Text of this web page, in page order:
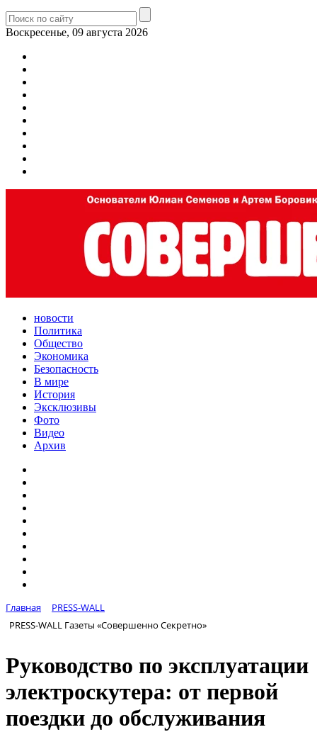
Воскресенье, 09 августа 2026
новости
Политика
Общество
Экономика
Безопасность
В мире
История
Эксклюзивы
Фото
Видео
Архив
Главная
PRESS-WALL
PRESS-WALL Газеты «Совершенно Секретно»
Руководство по эксплуатации
электроскутера: от первой
поездки до обслуживания